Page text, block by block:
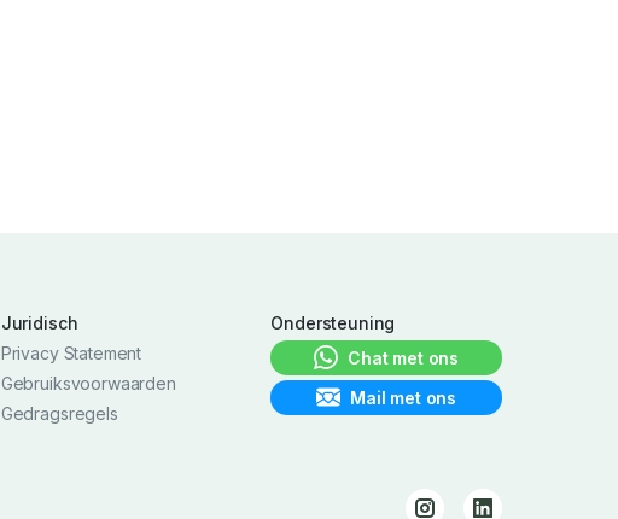
Juridisch
Privacy Statement
Gebruiksvoorwaarden
Gedragsregels
Ondersteuning
Chat met ons
Mail met ons